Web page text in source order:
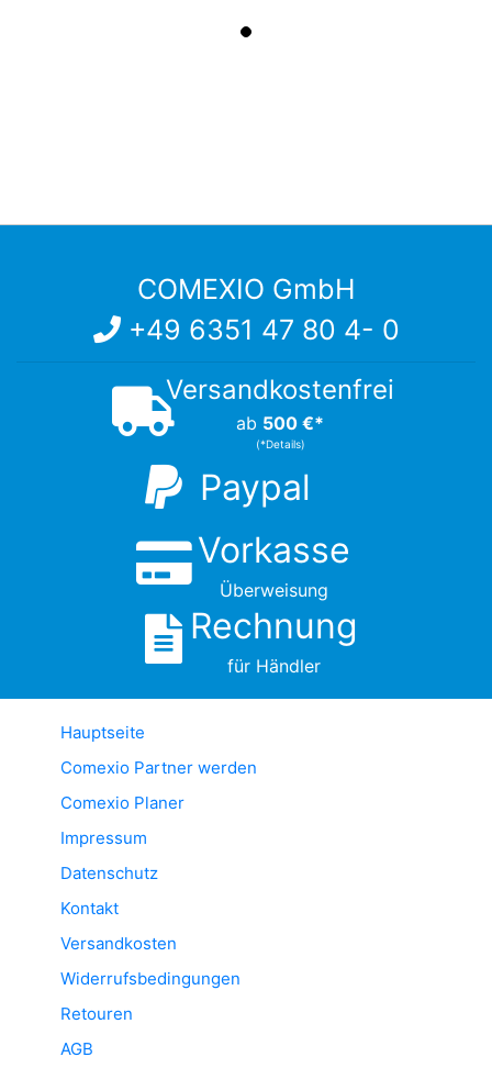
COMEXIO GmbH
+49 6351 47 80 4- 0
Versandkostenfrei
ab 500 €*
(*Details)
Paypal
Vorkasse
Überweisung
Rechnung
für Händler
Hauptseite
Comexio Partner werden
Comexio Planer
Impressum
Datenschutz
Kontakt
Versandkosten
Widerrufsbedingungen
Retouren
AGB